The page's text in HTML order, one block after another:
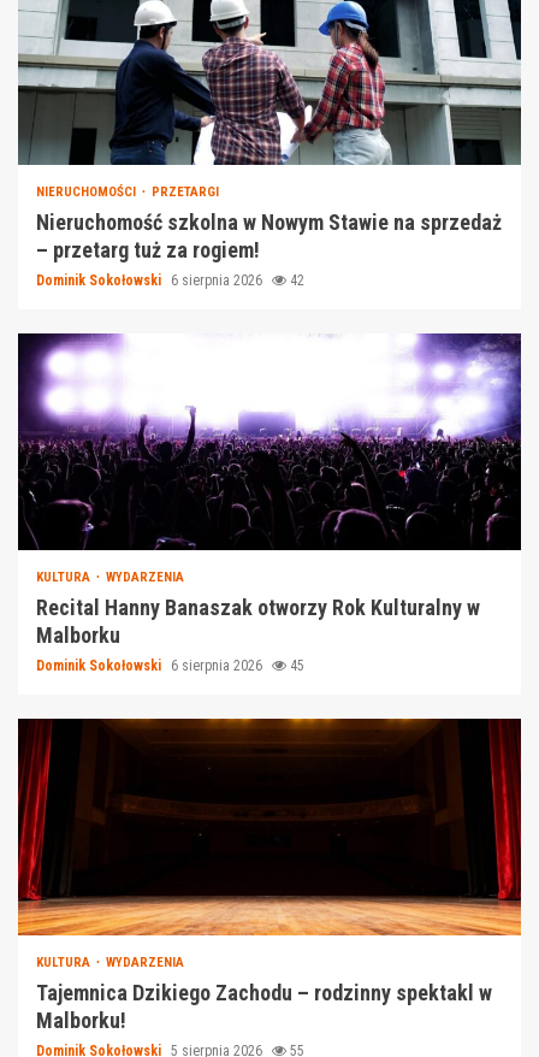
NIERUCHOMOŚCI PRZETARGI
Nieruchomość szkolna w Nowym Stawie na sprzedaż
– przetarg tuż za rogiem!
Dominik Sokołowski 6 sierpnia 2026 42
KULTURA WYDARZENIA
Recital Hanny Banaszak otworzy Rok Kulturalny w
Malborku
Dominik Sokołowski 6 sierpnia 2026 45
KULTURA WYDARZENIA
Tajemnica Dzikiego Zachodu – rodzinny spektakl w
Malborku!
Dominik Sokołowski 5 sierpnia 2026 55